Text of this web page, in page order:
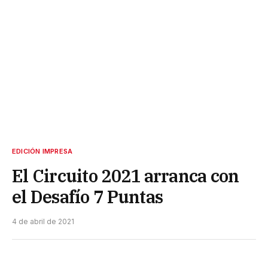
EDICIÓN IMPRESA
El Circuito 2021 arranca con
el Desafío 7 Puntas
4 de abril de 2021